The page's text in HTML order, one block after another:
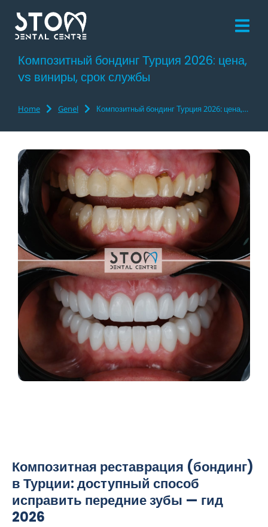
Композитный бондинг Турция 2026: цена,
vs виниры, срок службы
You are here:
Home Genel Композитный бондинг Турция 2026: цена,…
Композитная реставрация (бондинг)
в Турции: доступный способ
исправить передние зубы — гид
2026